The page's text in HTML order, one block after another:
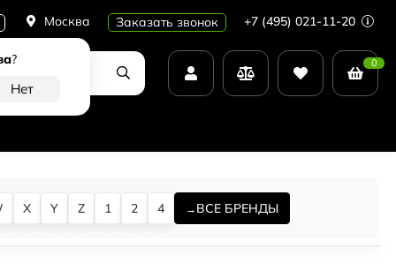
Москва
?
Заказать звонок +7 (495) 021-11-20
0
X Y Z 1 2 4 ВСЕ БРЕНДЫ